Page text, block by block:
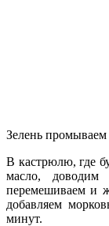
Зелень
В кастрюлю, где
масло,
перемешиваем и
добавляем
минут.